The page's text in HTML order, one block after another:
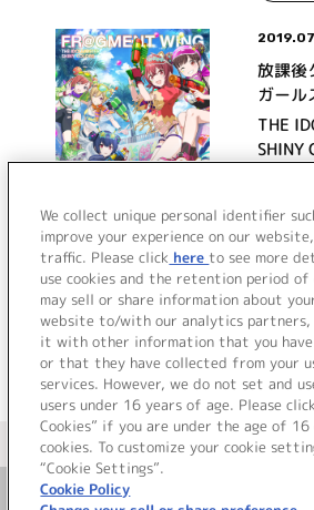
放課後
ガール
THE
SHINY
VIEW MORE
＜ カタログサイト トップ
We collect unique personal identifier
improve your experience on our
traffic. Please click here to see more
use cookies and the retention period of
may sell or share information about
website to/with our analytics partners,
it with other information that you
or that they have collected from your
services. However, we do not set and
users under 16 years of age. Please
Cookies” if you are under the age of
cookies. To customize your cookie
“Cookie Settings”.
Cookie Policy